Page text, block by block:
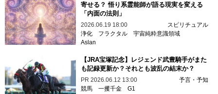
寄せる？ 悟り系霊能師が語る現実を変える
「内面の法則」
2026.06.19 18:00
スピリチュアル
浄化
フラクタル 宇宙純粋意識領域
Aslan
【JRA宝塚記念】レジェンド武豊騎手がまた
も記録更新か？それとも波乱の結末か？
PR 2026.06.12 13:00
予言・予知
競馬 一攫千金 G1